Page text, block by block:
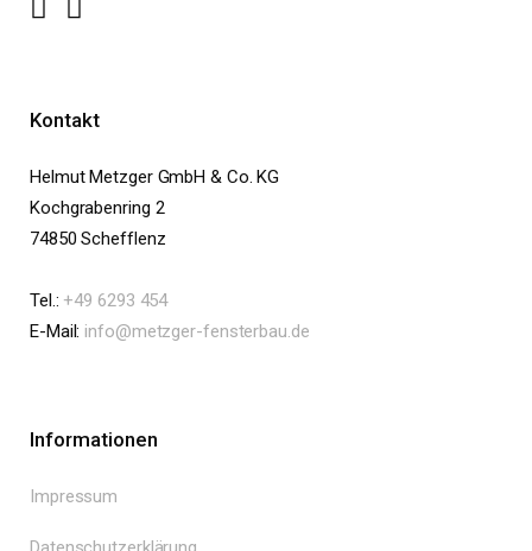
Kontakt
Helmut Metzger GmbH & Co. KG
Kochgrabenring 2
74850 Schefflenz
Tel.: +49 6293 454
E-Mail: info@metzger-fensterbau.de
Informationen
Impressum